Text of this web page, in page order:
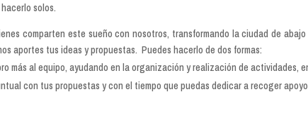
solos.
comparten este sueño con nosotros, transformando la ciudad de abajo
aportes tus ideas y propuestas. Puedes hacerlo de dos formas:
más al equipo, ayudando en la organización y realización de actividades,
con tus propuestas y con el tiempo que puedas dedicar a recoger